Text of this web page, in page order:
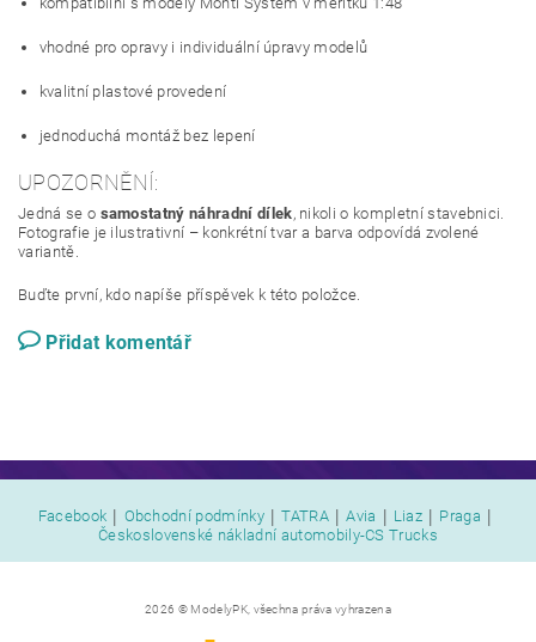
vhodné pro opravy i individuální úpravy modelů
kvalitní plastové provedení
jednoduchá montáž bez lepení
UPOZORNĚNÍ:
Jedná se o samostatný náhradní dílek, nikoli o kompletní stavebnici.
Fotografie je ilustrativní – konkrétní tvar a barva odpovídá zvolené
variantě.
Buďte první, kdo napíše příspěvek k této položce.
Přidat komentář
Facebook | Obchodní podmínky | TATRA | Avia | Liaz | Praga |
Československé nákladní automobily-CS Trucks
2026 © ModelyPK, všechna práva vyhrazena